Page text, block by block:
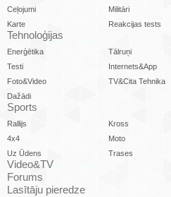
Ceļojumi
Militāri
Karte
Reakcijas tests
Tehnoloģijas
Enerģētika Tālruņi
Testi
Internets&App
Foto&Video
TV&Cita Tehnika
Dažādi
Sports
Rallijs Kross
4x4
Moto
Uz Ūdens
Trases
Video&TV
Forums
Lasītāju pieredze